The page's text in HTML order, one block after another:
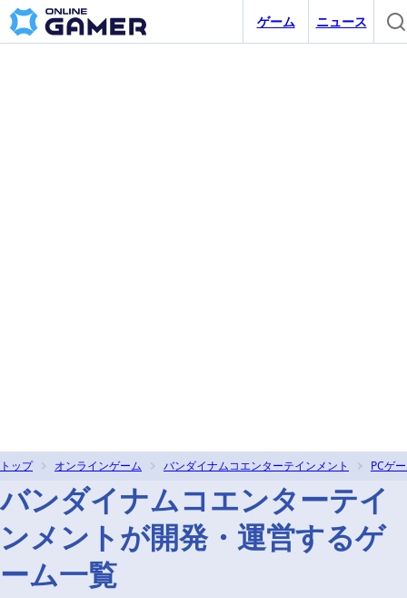
ゲーム ニュース
トップ オンラインゲーム バンダイナムコエンターテインメント PCゲ
バンダイナムコエンターテイ
ンメントが開発・運営するゲ
ーム一覧